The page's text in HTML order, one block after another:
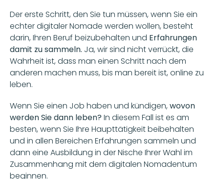
Der erste Schritt, den Sie tun müssen, wenn Sie ein
echter digitaler Nomade werden wollen, besteht
darin, Ihren Beruf beizubehalten und Erfahrungen
damit zu sammeln. Ja, wir sind nicht verrückt, die
Wahrheit ist, dass man einen Schritt nach dem
anderen machen muss, bis man bereit ist, online zu
leben.
Wenn Sie einen Job haben und kündigen, wovon
werden Sie dann leben? In diesem Fall ist es am
besten, wenn Sie Ihre Haupttätigkeit beibehalten
und in allen Bereichen Erfahrungen sammeln und
dann eine Ausbildung in der Nische Ihrer Wahl im
Zusammenhang mit dem digitalen Nomadentum
beginnen.